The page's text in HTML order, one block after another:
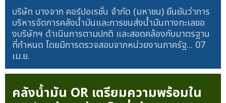
บริษัท บางจาก คอร์ปอเรชั่น จำกัด (มหาชน) ยืนยันว่าการ
บริหารจัดการคลังน้ำมันและการขนส่งน้ำมันทางทะเลขอ
งบริษัทฯ ดำเนินการตามปกติ และสอดคล้องกับมาตรฐาน
ที่กำหนด โดยมีการตรวจสอบจากหน่วยงานภาครัฐ... 07
เม.ย.
คลังน้ำมัน OR เตรียมความพร้อมใน